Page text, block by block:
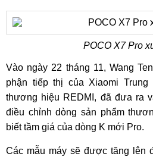
POCO X7 Pro
Vào ngày 22 tháng 11, Wang
phận tiếp thị của Xiaomi
thương hiệu REDMI, đã đưa ra
điều chỉnh dòng sản phẩm
biết tầm giá của dòng K mới Pro.
Các mẫu máy sẽ được tăng lên